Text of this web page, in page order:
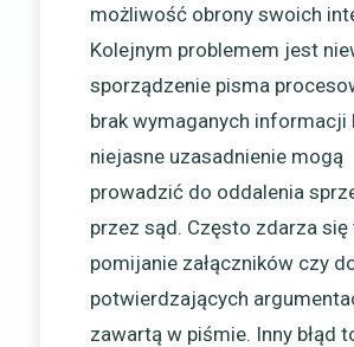
możliwość obrony swoich
Kolejnym problemem jest
sporządzenie pisma
brak wymaganych informacji
niejasne uzasadnienie mogą
prowadzić do oddalenia
przez sąd. Często zdarza się
pomijanie załączników czy
potwierdzających
zawartą w piśmie. Inny błąd